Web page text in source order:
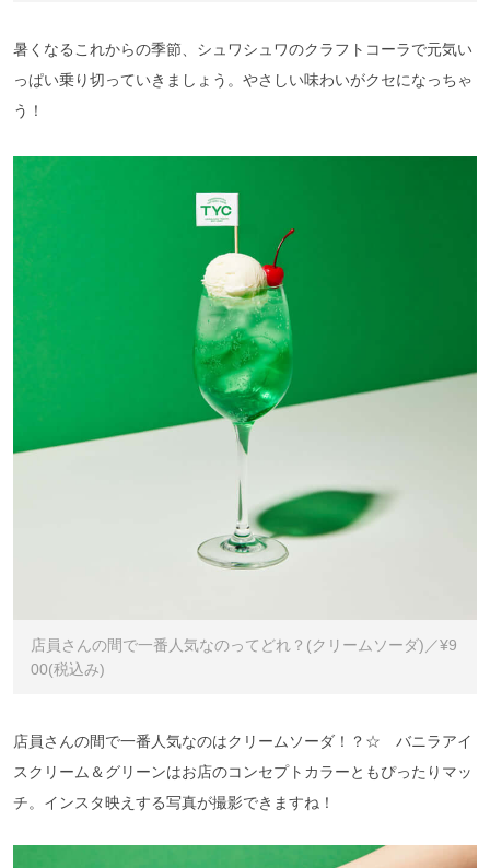
暑くなるこれからの季節、シュワシュワのクラフトコーラで元気い
っぱい乗り切っていきましょう。やさしい味わいがクセになっちゃ
う！
店員さんの間で一番人気なのってどれ？(クリームソーダ)／¥9
00(税込み)
店員さんの間で一番人気なのはクリームソーダ！？☆ バニラアイ
スクリーム＆グリーンはお店のコンセプトカラーともぴったりマッ
チ。インスタ映えする写真が撮影できますね！